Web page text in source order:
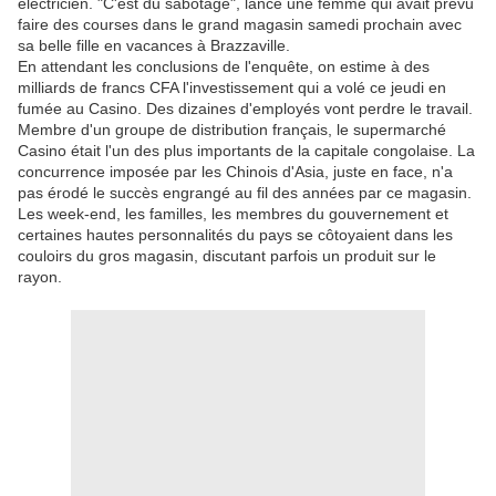
faire des courses dans le grand magasin samedi prochain avec
sa belle fille en vacances à Brazzaville.
En attendant les conclusions de l'enquête, on estime à des
milliards de francs CFA l'investissement qui a volé ce jeudi en
fumée au Casino. Des dizaines d'employés vont perdre le travail.
Membre d'un groupe de distribution français, le supermarché
Casino était l'un des plus importants de la capitale congolaise. La
concurrence imposée par les Chinois d'Asia, juste en face, n'a
pas érodé le succès engrangé au fil des années par ce magasin.
Les week-end, les familles, les membres du gouvernement et
certaines hautes personnalités du pays se côtoyaient dans les
couloirs du gros magasin, discutant parfois un produit sur le
rayon.